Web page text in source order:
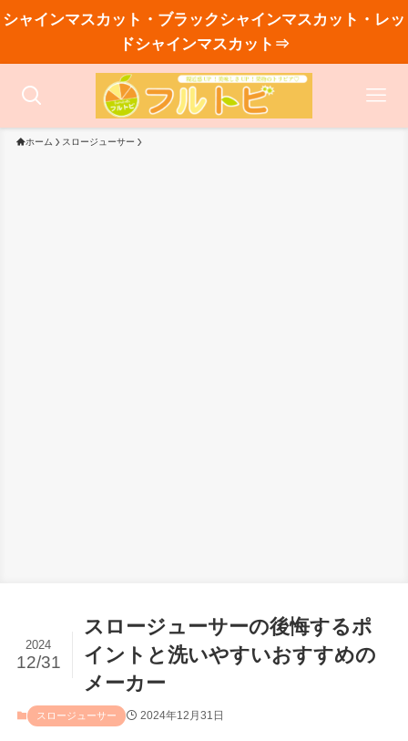
シャインマスカット・ブラックシャインマスカット・レッ
ドシャインマスカット⇒
ホーム スロージューサー
スロージューサーの後悔するポ
イントと洗いやすいおすすめの
メーカー
2024
12/31
スロージューサー 2024年12月31日